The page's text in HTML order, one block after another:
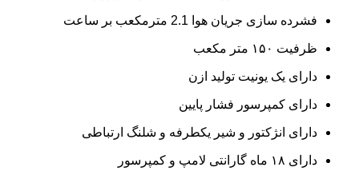
فشرده سازی جریان هوا 2.1 مترمکعب بر ساعت
ظرفیت ۱۵۰ متر مکعب
دارای یک یونیت تولید ازن
دارای کمپرسور فشار پایین
دارای انژکتور و شیر یکطرفه و شلنگ ارتباطی
دارای ۱۸ ماه گارانتی لامپ و کمپرسور